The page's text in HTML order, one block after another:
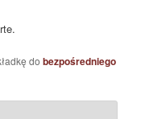
dobezpośredniego